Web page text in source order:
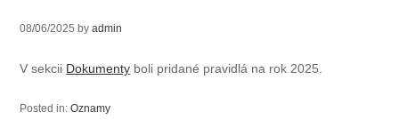
08/06/2025 byadmin
V sekcii Dokumenty boli pridané pravidlá na rok 2025.
Posted in:Oznamy